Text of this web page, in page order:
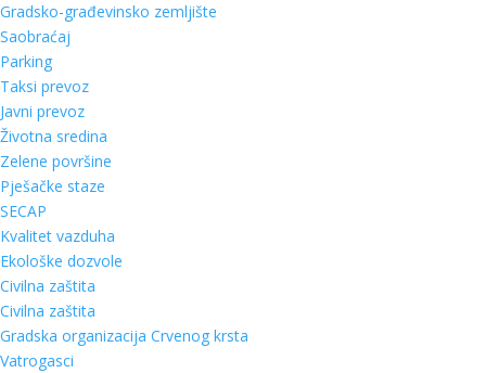
Gradsko-građevinsko zemljište
Saobraćaj
Parking
Taksi prevoz
Javni prevoz
Životna sredina
Zelene površine
Pješačke staze
SECAP
Kvalitet vazduha
Ekološke dozvole
Civilna zaštita
Civilna zaštita
Gradska organizacija Crvenog krsta
Vatrogasci